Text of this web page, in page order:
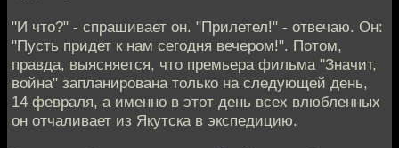
"И что?" - спрашивает он. "Прилетел!" - отвечаю. Он:
"Пусть придет к нам сегодня вечером!". Потом,
правда, выясняется, что премьера фильма "Значит,
война" запланирована только на следующей день,
14 февраля, а именно в этот день всех влюбленных
он отчаливает из Якутска в экспедицию.